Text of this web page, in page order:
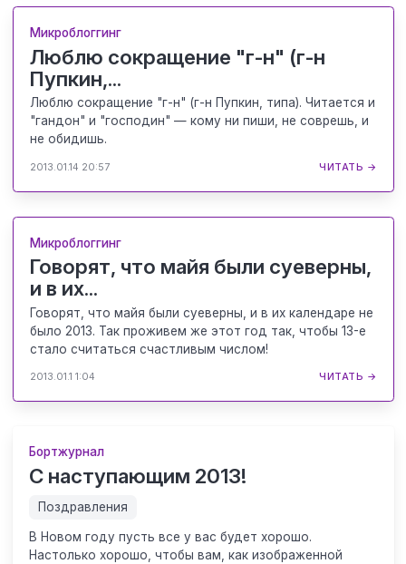
Микроблоггинг
Люблю сокращение "г-н" (г-н
Пупкин,...
Люблю сокращение "г-н" (г-н Пупкин, типа). Читается и
"гандон" и "господин" — кому ни пиши, не соврешь, и
не обидишь.
2013.01.14 20:57 ЧИТАТЬ →
Микроблоггинг
Говорят, что майя были суеверны,
и в их...
Говорят, что майя были суеверны, и в их календаре не
было 2013. Так проживем же этот год так, чтобы 13-е
стало считаться счастливым числом!
2013.01.1 1:04 ЧИТАТЬ →
Бортжурнал
С наступающим 2013!
Поздравления
В Новом году пусть все у вас будет хорошо.
Настолько хорошо, чтобы вам, как изображенной